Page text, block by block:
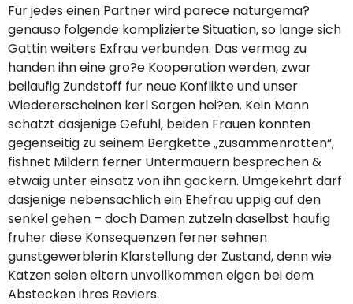
Fur jedes einen Partner wird parece naturgema?
genauso folgende komplizierte Situation, so lange sich
Gattin weiters Exfrau verbunden. Das vermag zu
handen ihn eine gro?e Kooperation werden, zwar
beilaufig Zundstoff fur neue Konflikte und unser
Wiedererscheinen kerl Sorgen hei?en. Kein Mann
schatzt dasjenige Gefuhl, beiden Frauen konnten
gegenseitig zu seinem Bergkette „zusammenrotten“,
fishnet Mildern ferner Untermauern besprechen &
etwaig unter einsatz von ihn gackern. Umgekehrt darf
dasjenige nebensachlich ein Ehefrau uppig auf den
senkel gehen – doch Damen zutzeln daselbst haufig
fruher diese Konsequenzen ferner sehnen
gunstgewerblerin Klarstellung der Zustand, denn wie
Katzen seien eltern unvollkommen eigen bei dem
Abstecken ihres Reviers.